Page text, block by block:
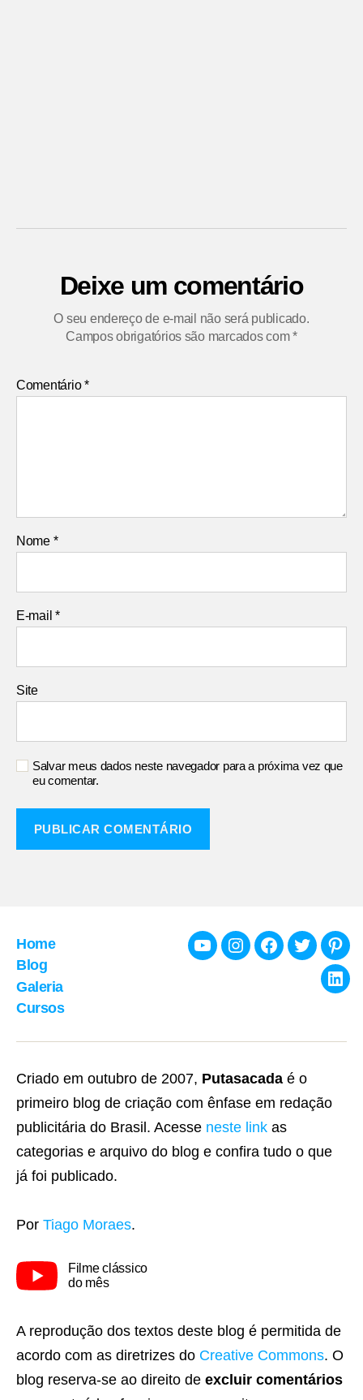
Deixe um comentário
O seu endereço de e-mail não será publicado.
Campos obrigatórios são marcados com*
Comentário*
Nome *
E-mail*
Site
Salvar meus dados neste navegador para a próxima vez que
eu comentar.
Home
Blog
Galeria
Cursos
YoutubeInstagramFacebook
Twitter
Criado em outubro de 2007, Putasacada é o
primeiro blog de criação com ênfase em redação
publicitária do Brasil. Acesse neste link as
categorias e arquivo do blog e confira tudo o que
já foi publicado.
Por Tiago Moraes.
Filme clássico
do mês
A reprodução dos textos deste blog é permitida de
acordo com as diretrizes do Creative Commons. O
blog reserva-se ao direito de excluir comentários